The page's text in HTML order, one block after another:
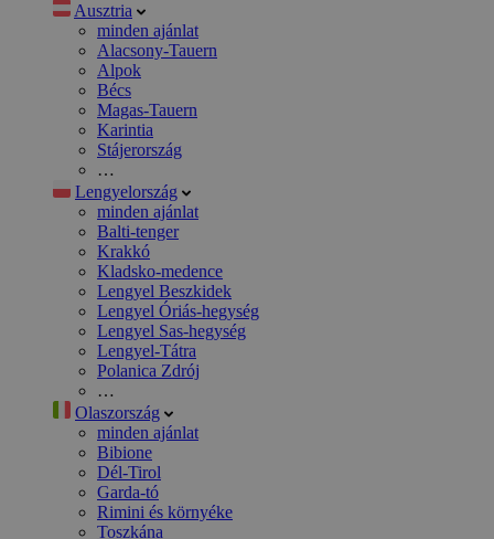
Ausztria
minden ajánlat
Alacsony-Tauern
Alpok
Bécs
Magas-Tauern
Karintia
Stájerország
…
Lengyelország
minden ajánlat
Balti-tenger
Krakkó
Kladsko-medence
Lengyel Beszkidek
Lengyel Óriás-hegység
Lengyel Sas-hegység
Lengyel-Tátra
Polanica Zdrój
…
Olaszország
minden ajánlat
Bibione
Dél-Tirol
Garda-tó
Rimini és környéke
Toszkána